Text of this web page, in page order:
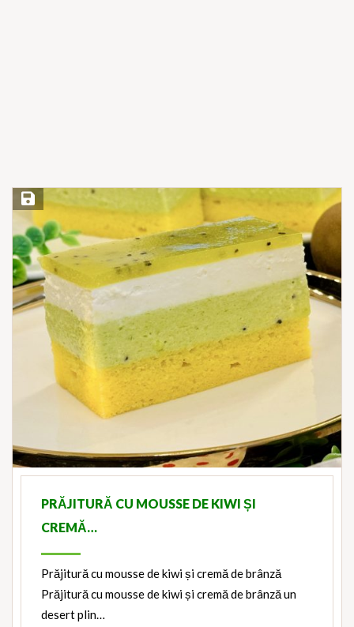
Save Recipe
PRĂJITURĂ CU MOUSSE DE KIWI ȘI
CREMĂ…
Prăjitură cu mousse de kiwi și cremă de brânză
Prăjitură cu mousse de kiwi și cremă de brânză un
desert plin…